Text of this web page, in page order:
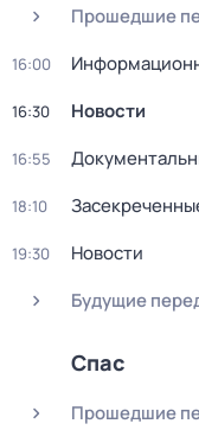
Прошедшие
16:00
16:30 Новости
16:55
18:10
19:30
Новости
Будущие
Спас
Прошедшие